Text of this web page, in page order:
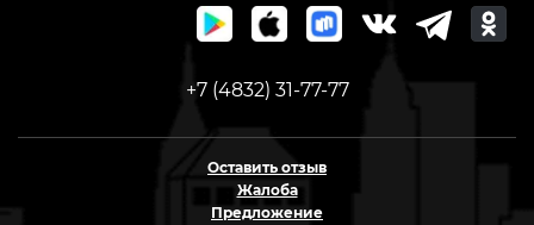
+7 (4832) 31-77-77
Оставить отзыв
Жалоба
Предложение